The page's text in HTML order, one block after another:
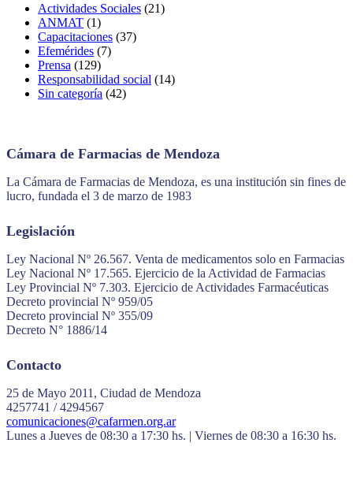
Actividades Sociales (21)
ANMAT (1)
Capacitaciones (37)
Efemérides (7)
Prensa (129)
Responsabilidad social (14)
Sin categoría (42)
Cámara de Farmacias de Mendoza
La Cámara de Farmacias de Mendoza, es una institución sin fines de
lucro, fundada el 3 de marzo de 1983
Legislación
Ley Nacional Nº 26.567. Venta de medicamentos solo en Farmacias
Ley Nacional Nº 17.565. Ejercicio de la Actividad de Farmacias
Ley Provincial Nº 7.303. Ejercicio de Actividades Farmacéuticas
Decreto provincial Nº 959/05
Decreto provincial Nº 355/09
Decreto N° 1886/14
Contacto
25 de Mayo 2011, Ciudad de Mendoza
4257741 / 4294567
comunicaciones@cafarmen.org.ar
Lunes a Jueves de 08:30 a 17:30 hs. | Viernes de 08:30 a 16:30 hs.